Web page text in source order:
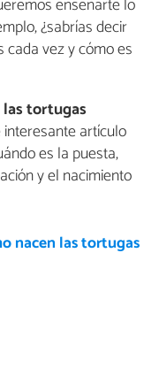
enseñarte lo
¿sabrías decir
vez y cómo es
tortugas
artículo
es la puesta,
y el nacimiento
nacen las tortugas